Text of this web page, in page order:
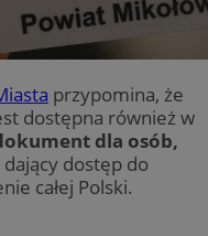
przypomina, że
dostępna również w
dla osób,
dający dostęp do
całej Polski.